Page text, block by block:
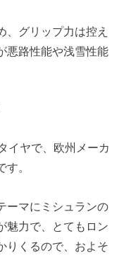
、グリップ力は控え
悪路性能や浅雪性能
イヤで、欧州メーカ
。
ーマにミシュランの
魅力で、とてもロン
りくるので、およそ